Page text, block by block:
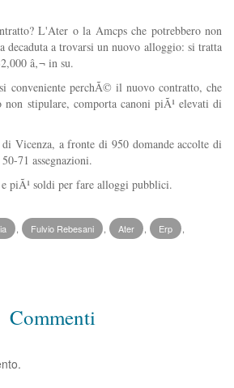
L'Ater o la Amcps che potrebbero non
a trovarsi un nuovo alloggio: si tratta
â‚¬ in su.
conveniente perchÃ© il nuovo contratto, che
stipulare, comporta canoni piÃ¹ elevati di
Vicenza, a fronte di 950 domande accolte di
71 assegnazioni.
piÃ¹ soldi per fare alloggi pubblici.
Fulvio Rebesani Ater Erp
Commenti